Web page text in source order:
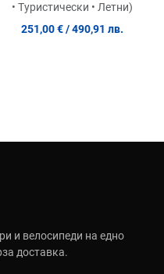
• Туристически • Летни)
251,00 € / 490,91 лв.
и велосипеди на едно
доставка.